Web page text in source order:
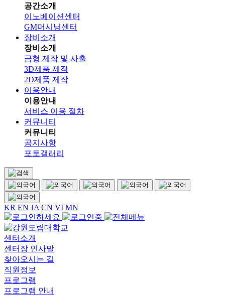
공간소개
이노베이션센터
GM머시닝센터
장비소개
장비소개
금형 제작 및 사출
3D제품 제작
2D제품 제작
이용안내
이용안내
서비스 이용 절차
커뮤니티
커뮤니티
공지사항
포토갤러리
KR EN JA CN VI MN
센터소개
센터장 인사말
찾아오시는 길
직원정보
프로그램
프로그램 안내